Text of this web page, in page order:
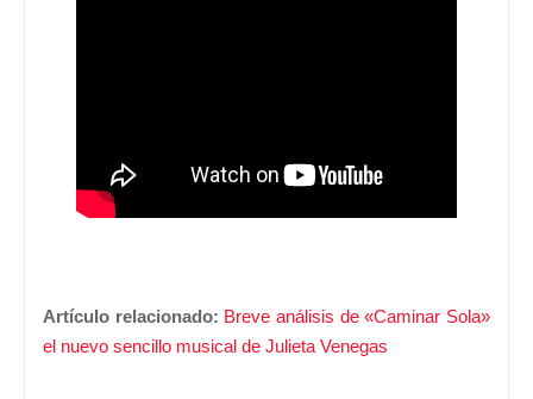
Artículo relacionado: Breve análisis de «Caminar Sola»
el nuevo sencillo musical de Julieta Venegas